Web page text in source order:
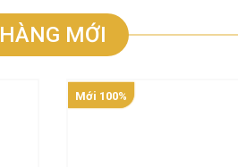
HÀNG MỚI
Mới 100%